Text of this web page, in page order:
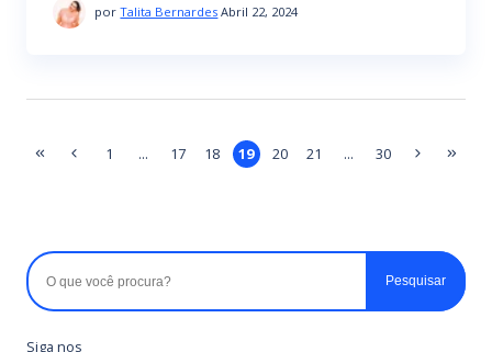
porTalita Bernardes Abril 22, 2024
1 ... 17 18 19 20 21 ... 30
Siga nos